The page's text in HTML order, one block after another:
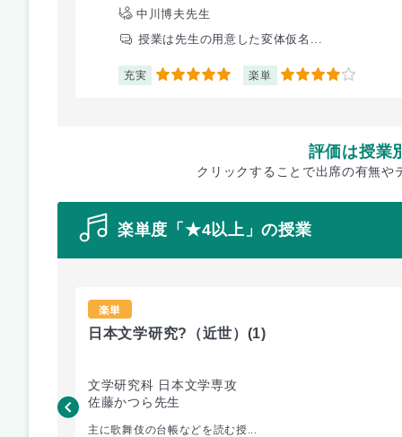
中川博夫先生
授業は先生の用意した変体仮名...
充実 5 楽単 4
評価は授業
クリックすることで出席の有無や
楽単度「★4以上」の授業
楽単
日本文学研究?（近世） (1)
文学研究科 日本文学専攻
佐藤かつら先生
主に歌舞伎の台帳などを読む授...